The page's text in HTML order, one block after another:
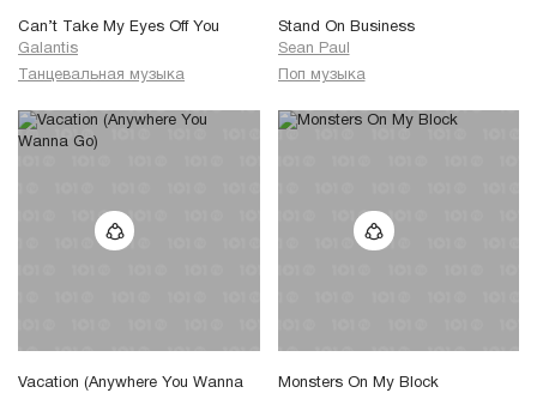
Can’t Take My Eyes Off You
Galantis
Танцевальная музыка
Stand On Business
Sean Paul
Поп музыка
Vacation (Anywhere You Wanna
Monsters On My Block